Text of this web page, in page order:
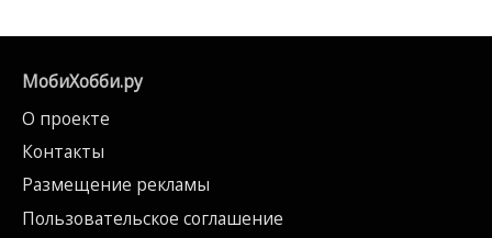
МобиХобби.ру
О проекте
Контакты
Размещение рекламы
Пользовательское соглашение